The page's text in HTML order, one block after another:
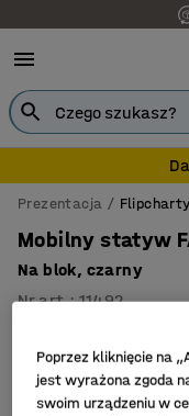
Prezentacja Flipcharty
Mobilny statyw
Na blok, czarny
Nr art.:11492
Poprzez kliknięcie na
jest wyrażona zgoda
swoim urządzeniu w